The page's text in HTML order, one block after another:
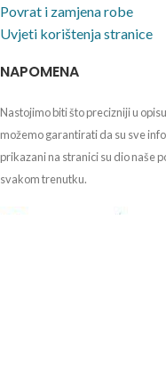
Povrat i zamjena robe
Uvjeti korištenja stranice
NAPOMENA
Nastojimo biti što precizniji u
možemo garantirati da su sve
prikazani na stranici su dio naše
svakom trenutku.